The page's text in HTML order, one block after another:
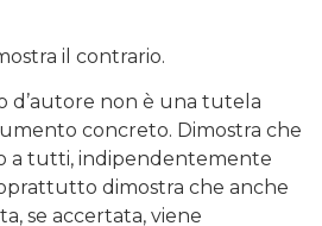
il contrario.
d’autore non è una tutela
concreto. Dimostra che
a tutti, indipendentemente
dimostra che anche
se accertata, viene